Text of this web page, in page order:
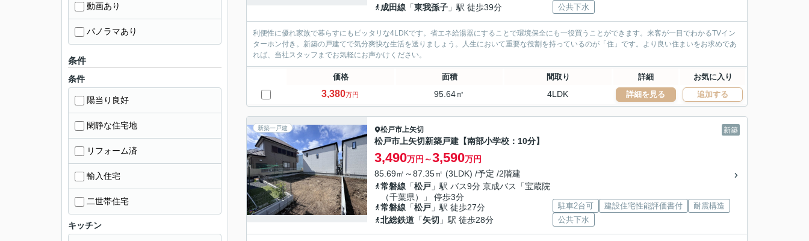
成田線 「東我孫子 」駅 徒歩39分
公共下水
利便性に優れ家族で暮らすにもピッタリな4LDKです。省エネ給湯器にすることで環境保全にも一役買うことができます。来客が一目でわかるTVイン
ターホン付き。新築の戸建てで気分爽快な生活を送りましょう。人生において重要な役割を持っているのが「住」です。より良い住まいをお求めであ
れば、当社スタッフまでお気軽にお声かけください。
価格 面積 間取り 詳細 お気に入り
3,380万円 95.64㎡ 4LDK 詳細を見る 追加する
新築一戸建 新築
松戸市上矢切
松戸市上矢切新築戸建【南部小学校：10分】
3,490万円～3,590万円
85.69㎡～87.35㎡ (3LDK) /予定 /2階建
常磐線 「松戸 」駅 バス9分 京成バス「宝蔵院
（千葉県）」 停歩3分
常磐線 「松戸 」駅 徒歩27分
北総鉄道 「矢切 」駅 徒歩28分
駐車2台可 建設住宅性能評価書付
耐震構造
公共下水
動画あり
パノラマあり
条件
条件
陽当り良好
閑静な住宅地
リフォーム済
輸入住宅
二世帯住宅
キッチン